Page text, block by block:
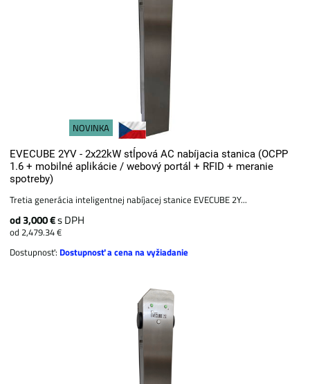
NOVINKA
EVECUBE 2YV - 2x22kW stĺpová AC nabíjacia stanica (OCPP
1.6 + mobilné aplikácie / webový portál + ​​RFID + meranie
spotreby)
Tretia generácia inteligentnej nabíjacej stanice EVECUBE 2Y...
od 3,000 €s DPH
od 2,479.34 €
Dostupnosť: Dostupnosť a cena na vyžiadanie